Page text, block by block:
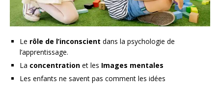
Le rôle de l’inconscient dans la psychologie de
l’apprentissage.
La concentration et les Images mentales
Les enfants ne savent pas comment les idées